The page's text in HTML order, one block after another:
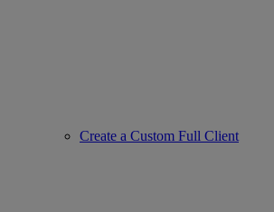
Create a Custom Full Client